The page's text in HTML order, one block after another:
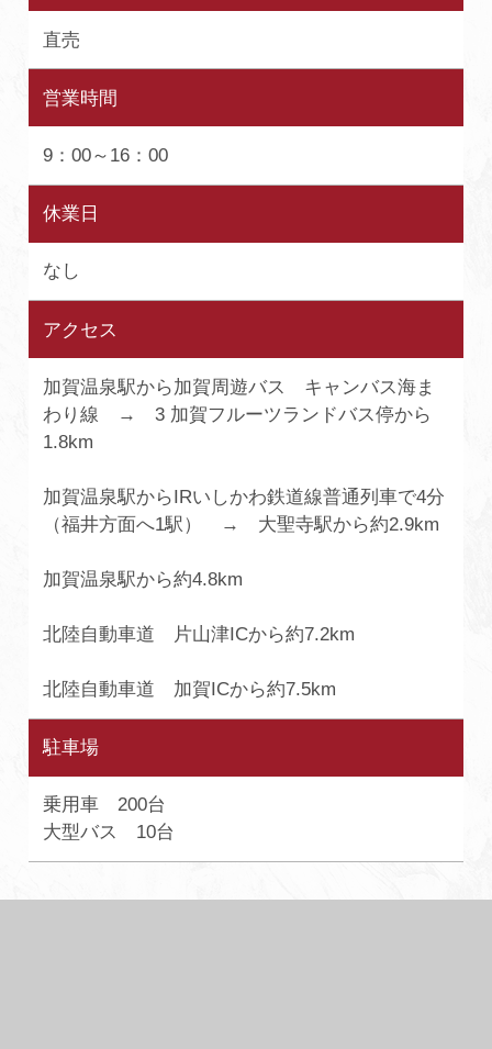
直売
営業時間
9：00～16：00
休業日
なし
アクセス
加賀温泉駅から加賀周遊バス キャンバス海ま
わり線 → 3 加賀フルーツランドバス停から
1.8km
加賀温泉駅からIRいしかわ鉄道線普通列車で4分
（福井方面へ1駅） → 大聖寺駅から約2.9km
加賀温泉駅から約4.8km
北陸自動車道 片山津ICから約7.2km
北陸自動車道 加賀ICから約7.5km
駐車場
乗用車 200台
大型バス 10台